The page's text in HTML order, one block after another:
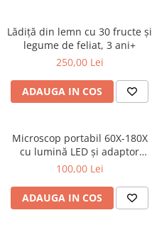
Lădiță din lemn cu 30 fructe și
legume de feliat, 3 ani+
250,00 Lei
ADAUGA IN COS
Microscop portabil 60X-180X
cu lumină LED și adaptor
pentru telefon
100,00 Lei
ADAUGA IN COS